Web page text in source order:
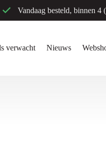
Vandaag besteld, binnen 4
verwacht Nieuws